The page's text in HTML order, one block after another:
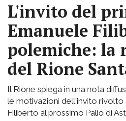
L'invito del
Emanuele
polemiche: la
del Rione
Il Rione spiega in una nota
le motivazioni dell'invito rivolto
Filiberto al prossimo Palio di